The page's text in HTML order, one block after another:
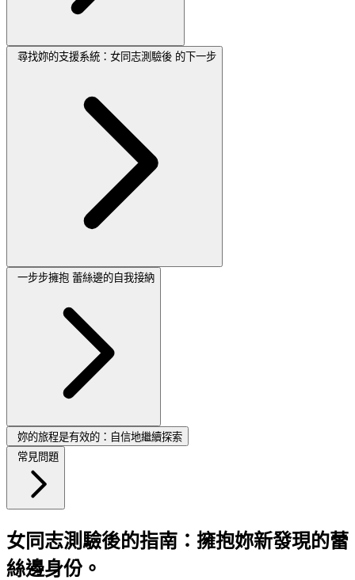
尋找妳的支援系統：女同志測驗後 的下一步
一步步擁抱 蕾絲邊的自我接納
妳的旅程是有效的：自信地繼續探索
常見問題
女同志測驗後的指南：擁抱妳新發現的蕾
絲邊身份。